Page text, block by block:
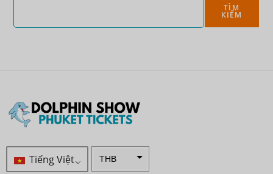
TÌM
KIẾM
Tiếng Việt THB